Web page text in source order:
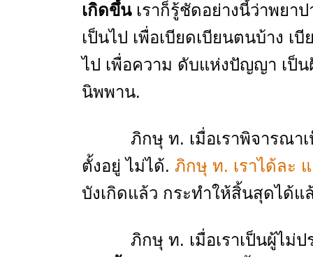
เกิดขึ้น เราก็รู้ชัดอย่างนี้ว่าพยา
เป็นไป เพื่อเบียดเบียนตนบ้าง เ
ไป เพื่อความ ดับแห่งปัญญา เป็
นิพพาน.
ภิกษุ ท. เมื่อเราพิจารณาเห็
ตั้งอยู่ ไม่ได้. ภิกษุ ท. เราได้ละ
บังเกิดแล้ว กระทําให้สิ้นสุดได้แ
ภิกษุ ท. เมื่อเราเป็นผู้ไม่ปร